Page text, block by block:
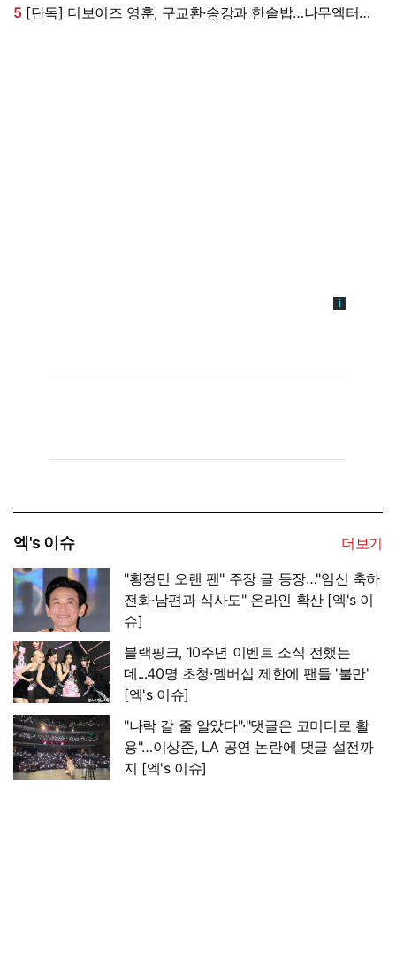
5[단독] 더보이즈 영훈, 구교환·송강과 한솥밥…나무엑터스
엑's 이슈
더보기
"황정민 오랜 팬" 주장 글 등장…"임신 축하
전화·남편과 식사도" 온라인 확산 [엑's 이
슈]
블랙핑크, 10주년 이벤트 소식 전했는
데...40명 초청·멤버십 제한에 팬들 '불만'
[엑's 이슈]
"나락 갈 줄 알았다"·"댓글은 코미디로 활
용"…이상준, LA 공연 논란에 댓글 설전까
지 [엑's 이슈]